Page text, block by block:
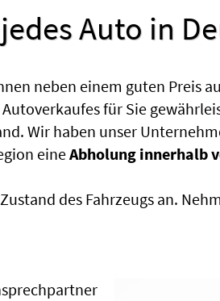
Auto in
neben einem guten Preis
für Sie
Wir haben unser
eineAbholung innerhalb
des Fahrzeugs an.